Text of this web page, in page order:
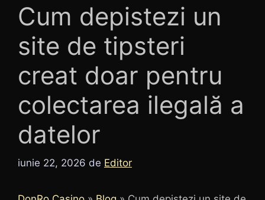
Cum depistezi un
site de tipsteri
creat doar pentru
colectarea ilegală a
datelor
iunie 22, 2026 de Editor